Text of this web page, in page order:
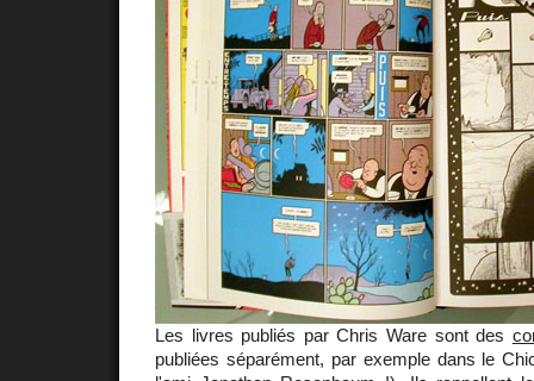
Les livres publiés par Chris Ware sont des
publiées séparément, par exemple dans le